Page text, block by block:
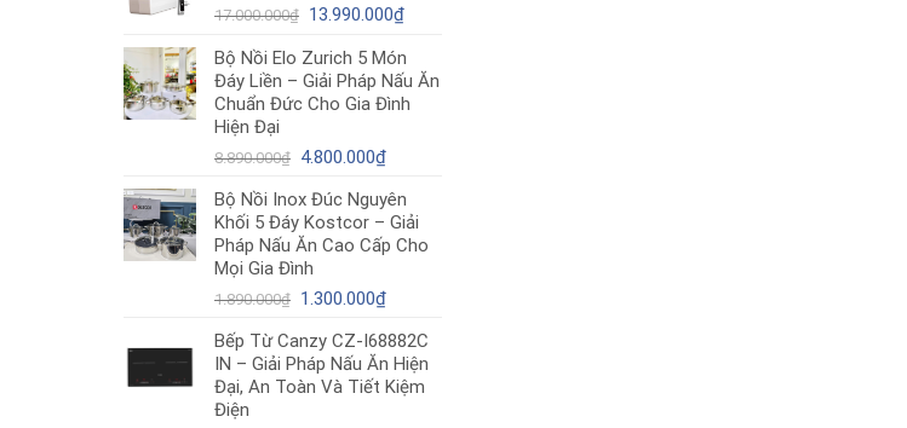
17.890.000₫.
17.000.000₫ Giá
là:
17.000.000₫.
13.990.000₫Giá
tại
là:
13.990.000₫.
Bộ Nồi Elo Zurich 5 Món
Đáy Liền – Giải Pháp Nấu Ăn
Chuẩn Đức Cho Gia Đình
Hiện Đại
8.890.000₫ Giá
là:
8.890.000₫.
4.800.000₫Giá
tại
là:
4.800.000₫.
Bộ Nồi Inox Đúc Nguyên
Khối 5 Đáy Kostcor – Giải
Pháp Nấu Ăn Cao Cấp Cho
Mọi Gia Đình
1.890.000₫ Giá
là:
1.890.000₫.
1.300.000₫Giá
tại
là:
1.300.000₫.
Bếp Từ Canzy CZ-I68882C
IN – Giải Pháp Nấu Ăn Hiện
Đại, An Toàn Và Tiết Kiệm
Điện